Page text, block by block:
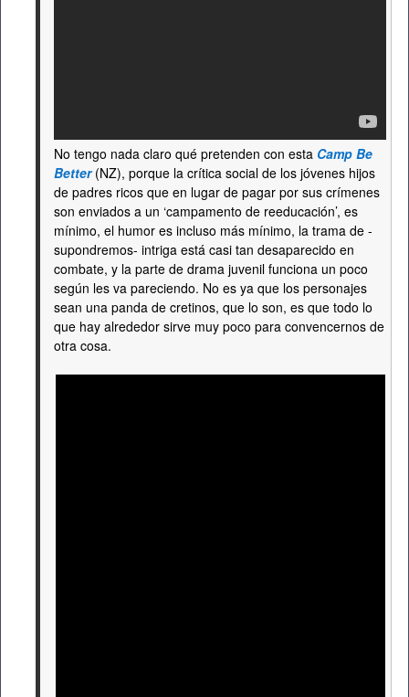
No tengo nada claro qué pretenden con esta Camp Be
Better(NZ), porque la crítica social de los jóvenes hijos
de padres ricos que en lugar de pagar por sus crímenes
son enviados a un ‘campamento de reeducación’, es
mínimo, el humor es incluso más mínimo, la trama de -
supondremos- intriga está casi tan desaparecido en
combate, y la parte de drama juvenil funciona un poco
según les va pareciendo. No es ya que los personajes
sean una panda de cretinos, que lo son, es que todo lo
que hay alrededor sirve muy poco para convencernos de
otra cosa.